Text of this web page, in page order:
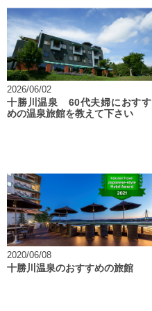
2026/06/02
十勝川温泉 60代夫婦におすす
めの温泉旅館を教えて下さい
2020/06/08
十勝川温泉のおすすめの旅館